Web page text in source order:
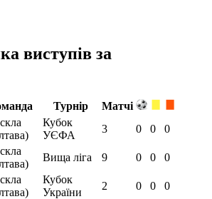
виступів за
Турнір
Матчі
Кубок
УЄФА
3 0 0 0
Вища ліга 9 0 0 0
Кубок
України
2 0 0 0